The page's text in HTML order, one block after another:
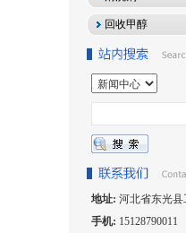
回收甲醇
地址: 河北省东光县
手机: 15128790011